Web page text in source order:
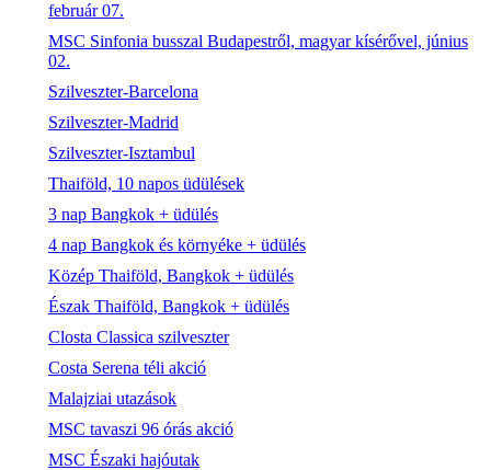
február 07.
MSC Sinfonia busszal Budapestről, magyar kísérővel, június
02.
Szilveszter-Barcelona
Szilveszter-Madrid
Szilveszter-Isztambul
Thaiföld, 10 napos üdülések
3 nap Bangkok + üdülés
4 nap Bangkok és környéke + üdülés
Közép Thaiföld, Bangkok + üdülés
Észak Thaiföld, Bangkok + üdülés
Closta Classica szilveszter
Costa Serena téli akció
Malajziai utazások
MSC tavaszi 96 órás akció
MSC Északi hajóutak